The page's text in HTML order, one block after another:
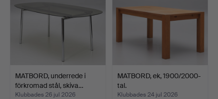
MATBORD, underrede i
förkromad stål, skiva…
Klubbades 26 jul 2026
MATBORD, ek, 1900/2000-
tal.
Klubbades 24 jul 2026